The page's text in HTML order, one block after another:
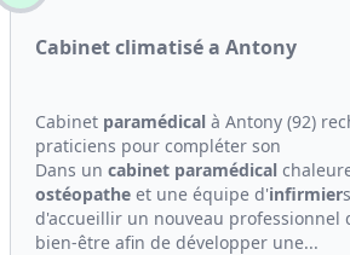
Cabinet climatisé a Antony
Cabinet paramédical à Antony (92)
praticiens pour compléter son
Dans un cabinet paramédical
ostéopathe et une équipe d'infirmier
d'accueillir un nouveau professionnel
bien-être afin de développer une...